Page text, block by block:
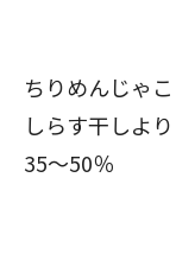
ちりめんじゃこ
しらす干しよ
35～50％